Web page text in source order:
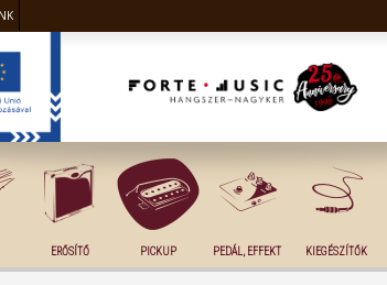
ERŐSÍTŐ PICKUP PEDÁL, EFFEKT KIEGÉSZÍTŐK